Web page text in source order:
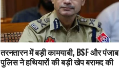
तरनतारन में बड़ी कामयाबी, BSF और पंजाब
पुलिस ने हथियारों की बड़ी खेप बरामद की